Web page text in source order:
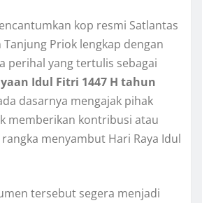
kop resmi Satlantas
Priok lengkap dengan
perihal yang tertulis sebagai
Idul Fitri 1447 H tahun
dasarnya mengajak pihak
memberikan kontribusi atau
menyambut Hari Raya Idul
tersebut segera menjadi